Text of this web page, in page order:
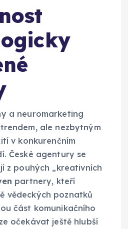
a neuromarketing
ale nezbytným
v konkurenčním
České agentury se
z pouhých „kreativních
partnery, kteří
vědeckých poznatků
část komunikačního
očekávat ještě hlubší